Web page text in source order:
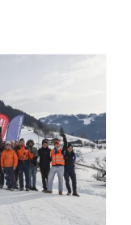
3
den
2026!